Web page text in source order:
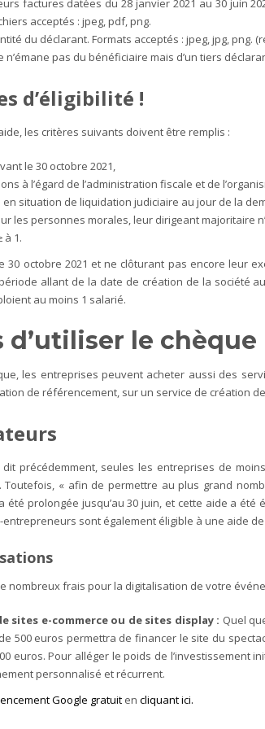
factures datées du 28 janvier 2021 au 30 juin
acceptés : jpeg, pdf, png.
du déclarant. Formats acceptés : jpeg, jpg,
n’émane pas du bénéficiaire mais d’un tiers
d’éligibilité !
les critères suivants doivent être remplis :
le 30 octobre 2021,
à l’égard de l’administration fiscale et de
situation de liquidation judiciaire au jour de la
les personnes morales, leur dirigeant majoritaire
à 1.
30 octobre 2021 et ne clôturant pas encore leur
allant de la date de création de la société
au moins 1 salarié.
d’utiliser le
les entreprises peuvent acheter aussi des
de référencement, sur un service de création
précédemment, seules les entreprises de
Toutefois, « afin de permettre au plus grand
été prolongée jusqu’au 30 juin, et cette aide a
sont également éligible à une aide
nombreux frais pour la digitalisation de votre
sites e-commerce ou de sites display : Quel
de 500 euros permettra de financer le site du
euros. Pour alléger le poids de l’investissement
personnalisé et récurrent.
Google gratuit en cliquant ici.